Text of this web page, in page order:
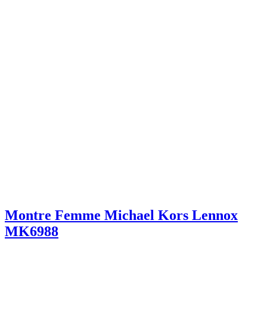
Montre Femme Michael Kors Lennox
MK6988